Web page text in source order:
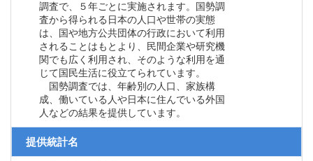
調査で、５年ごとに実施されます。国勢調
査から得られる日本の人口や世帯の実態
は、国や地方公共団体の行政において利用
されることはもとより、民間企業や研究機
関でも広く利用され、そのような利用を通
じて国民生活に役立てられています。
国勢調査では、年齢別の人口、家族構
成、働いている人や日本に住んでいる外国
人などの結果を提供しています。
提供統計名